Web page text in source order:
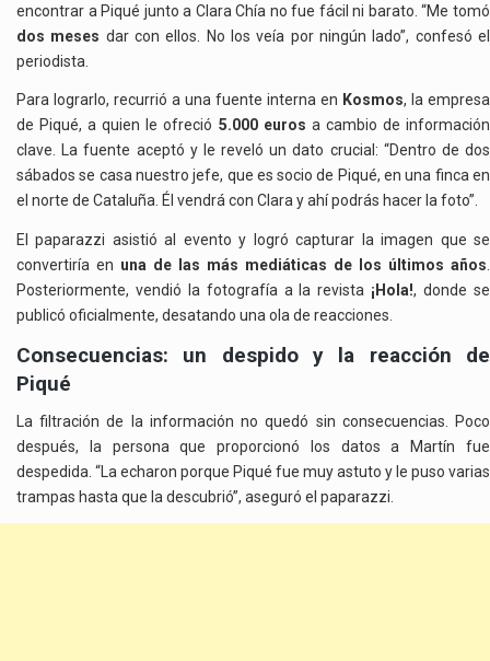
encontrar a Piqué junto a Clara Chía no fue fácil ni barato. “Me tomó
dos meses dar con ellos. No los veía por ningún lado”, confesó el
periodista.
Para lograrlo, recurrió a una fuente interna en Kosmos, la empresa
de Piqué, a quien le ofreció 5.000 euros a cambio de información
clave. La fuente aceptó y le reveló un dato crucial: “Dentro de dos
sábados se casa nuestro jefe, que es socio de Piqué, en una finca en
el norte de Cataluña. Él vendrá con Clara y ahí podrás hacer la foto”.
El paparazzi asistió al evento y logró capturar la imagen que se
convertiría en una de las más mediáticas de los últimos años
Posteriormente, vendió la fotografía a la revista ¡Hola!, donde se
publicó oficialmente, desatando una ola de reacciones.
Consecuencias: un despido y la reacción de
Piqué
La filtración de la información no quedó sin consecuencias. Poco
después, la persona que proporcionó los datos a Martín fue
despedida. “La echaron porque Piqué fue muy astuto y le puso varias
trampas hasta que la descubrió”, aseguró el paparazzi.